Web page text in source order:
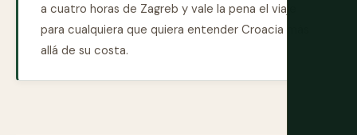
a cuatro horas de Zagreb y vale la pena el viaje
para cualquiera que quiera entender Croacia más
allá de su costa.